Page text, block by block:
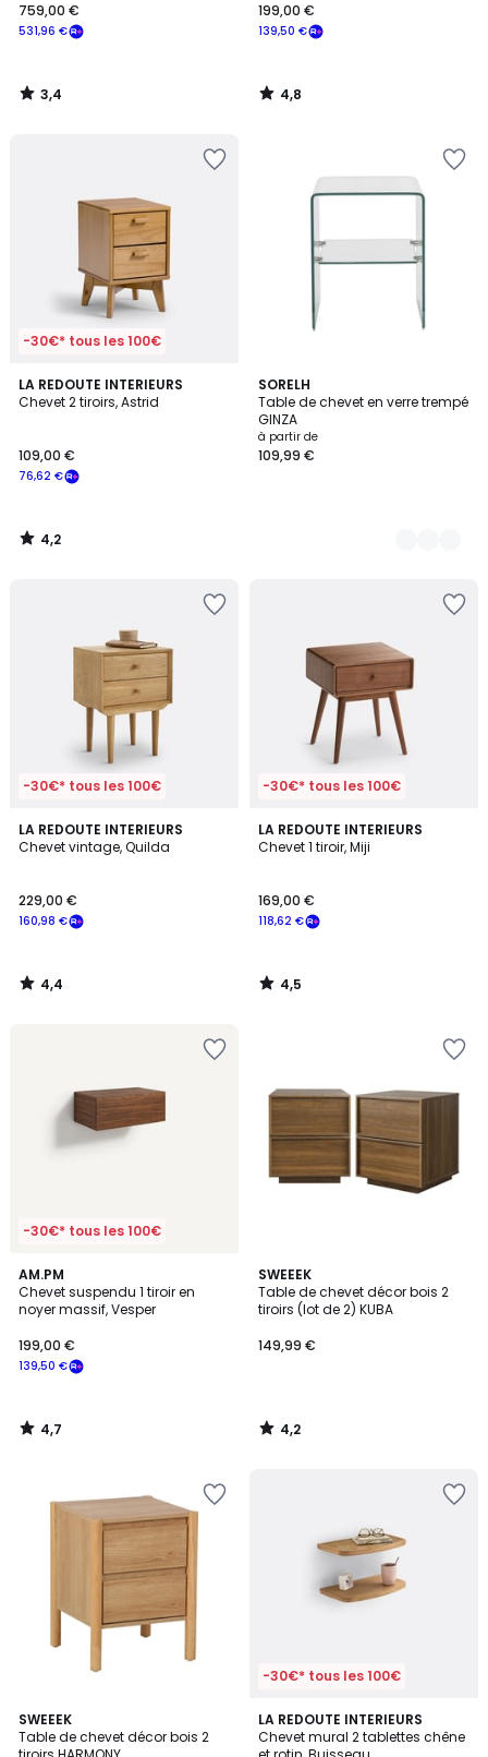
531,96 €
759,00 €
3,4
/
139,50 €
199,00 €
4,8
/
-30€* tous les 100€
LA REDOUTE INTERIEURS
Chevet 2 tiroirs, Astrid
76,62 €
109,00 €
4,2
/ 5
4,2
/
SORELH
Table de chevet en verre trempé
GINZA
à partir de
109,99 €
3
Couleurs
-30€* tous les 100€
LA REDOUTE INTERIEURS
Chevet vintage, Quilda
160,98 €
229,00 €
4,4
/ 5
4,4
/
-30€* tous les 100€
LA REDOUTE INTERIEURS
Chevet 1 tiroir, Miji
118,62 €
169,00 €
4,5
/ 5
4,5
/
-30€* tous les 100€
AM.PM
Chevet suspendu 1 tiroir en
noyer massif, Vesper
139,50 €
199,00 €
4,7
/ 5
4,7
/
SWEEEK
Table de chevet décor bois 2
tiroirs (lot de 2) KUBA
149,99 €
4,2
/ 5
4,2
/
SWEEEK
Table de chevet décor bois 2
2
Couleurs
-30€* tous les 100€
LA REDOUTE INTERIEURS
Chevet mural 2 tablettes chêne
4,5
/ 5